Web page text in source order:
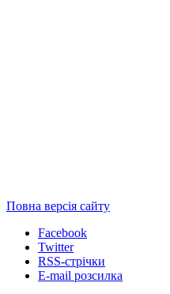
Повна версія сайту
Facebook
Twitter
RSS-стрічки
E-mail розсилка